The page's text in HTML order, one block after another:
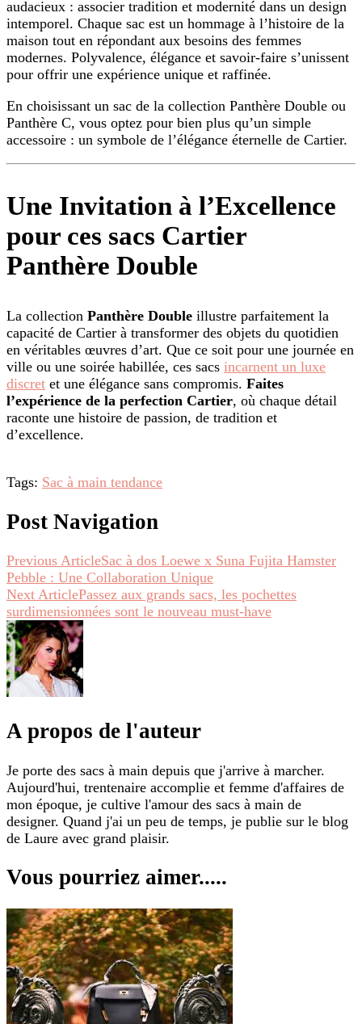
audacieux : associer tradition et modernité dans un design
intemporel. Chaque sac est un hommage à l’histoire de la
maison tout en répondant aux besoins des femmes
modernes. Polyvalence, élégance et savoir-faire s’unissent
pour offrir une expérience unique et raffinée.
En choisissant un sac de la collection Panthère Double ou
Panthère C, vous optez pour bien plus qu’un simple
accessoire : un symbole de l’élégance éternelle de Cartier.
Une Invitation à l’Excellence
pour ces sacs Cartier
Panthère Double
La collection Panthère Double illustre parfaitement la
capacité de Cartier à transformer des objets du quotidien
en véritables œuvres d’art. Que ce soit pour une journée en
ville ou une soirée habillée, ces sacs incarnent un luxe
discret et une élégance sans compromis. Faites
l’expérience de la perfection Cartier, où chaque détail
raconte une histoire de passion, de tradition et
d’excellence.
Tags: Sac à main tendance
Post Navigation
Previous ArticleSac à dos Loewe x Suna Fujita Hamster
Pebble : Une Collaboration Unique
Next ArticlePassez aux grands sacs, les pochettes
surdimensionnées sont le nouveau must-have
A propos de l'auteur
Je porte des sacs à main depuis que j'arrive à marcher.
Aujourd'hui, trentenaire accomplie et femme d'affaires de
mon époque, je cultive l'amour des sacs à main de
designer. Quand j'ai un peu de temps, je publie sur le blog
de Laure avec grand plaisir.
Vous pourriez aimer.....